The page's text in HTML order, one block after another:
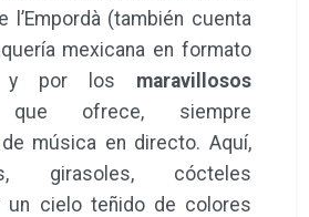
l’Empordà (también cuenta
mexicana en formato
y por los maravillosos
ofrece, siempre
música en directo. Aquí,
girasoles, cócteles
cielo teñido de colores